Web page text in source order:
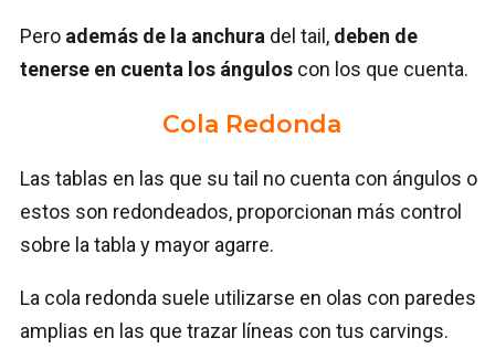
Pero además de la anchura del tail, deben de
tenerse en cuenta los ángulos con los que cuenta.
Cola Redonda
Las tablas en las que su tail no cuenta con ángulos o
estos son redondeados, proporcionan más control
sobre la tabla y mayor agarre.
La cola redonda suele utilizarse en olas con paredes
amplias en las que trazar líneas con tus carvings.